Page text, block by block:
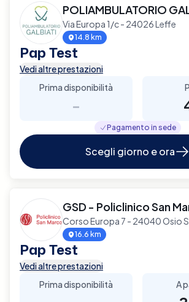
POLIAMBULATORIO
Via Europa 1/c - 24026 Leffe
14.8 km
Pap Test
Vedi altre prestazioni
Prima disponibilità
-
Pagamento in sede
Scegli giorno e ora
GSD - Policlinico San
Corso Europa 7 - 24040 Osio
16.6 km
Pap Test
Vedi altre prestazioni
Prima disponibilità
A